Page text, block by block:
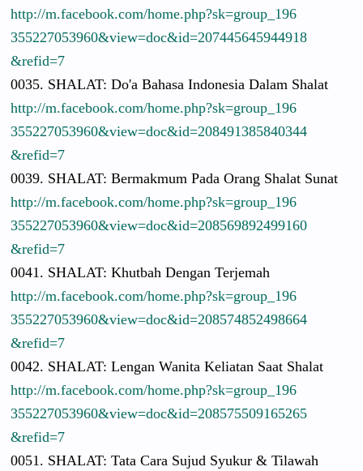
http://m.facebook.com/home.php?sk=group_196
355227053960&view=doc&id=207445645944918
&refid=7
0035. SHALAT: Do'a Bahasa Indonesia Dalam Shalat
http://m.facebook.com/home.php?sk=group_196
355227053960&view=doc&id=208491385840344
&refid=7
0039. SHALAT: Bermakmum Pada Orang Shalat Sunat
http://m.facebook.com/home.php?sk=group_196
355227053960&view=doc&id=208569892499160
&refid=7
0041. SHALAT: Khutbah Dengan Terjemah
http://m.facebook.com/home.php?sk=group_196
355227053960&view=doc&id=208574852498664
&refid=7
0042. SHALAT: Lengan Wanita Keliatan Saat Shalat
http://m.facebook.com/home.php?sk=group_196
355227053960&view=doc&id=208575509165265
&refid=7
0051. SHALAT: Tata Cara Sujud Syukur & Tilawah